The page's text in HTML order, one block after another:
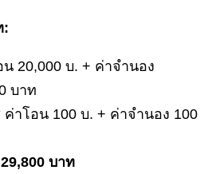
:
น 20,000 บ. + ค่าจำนอง
บาท
ค่าโอน 100 บ. + ค่าจำนอง 100
บาท